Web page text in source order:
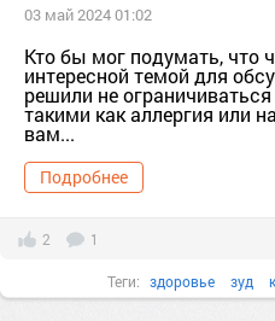
03 май 2024 01:02
Кто бы мог подумать, что
интересной темой для
решили не
такими как аллергия или
вам...
Подробнее
2 1
Теги: здоровье зуд